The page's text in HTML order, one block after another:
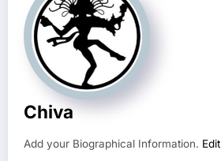
Chiva
Add your Biographical Information.